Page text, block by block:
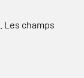
Les champs